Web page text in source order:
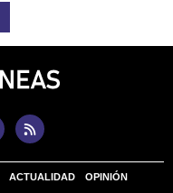
ACTUALIDAD OPINIÓN